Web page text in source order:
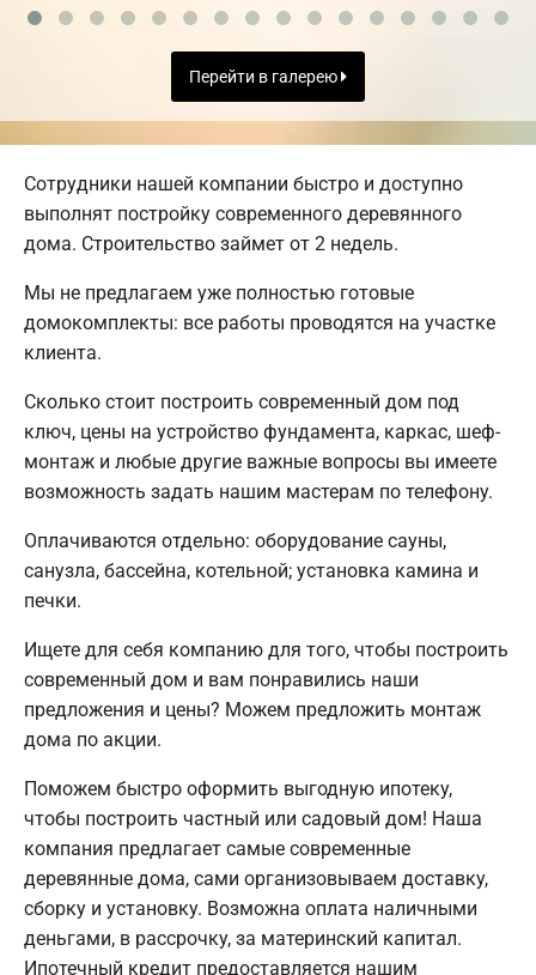
Перейти в галерею
Сотрудники нашей компании быстро и доступно
выполнят постройку современного деревянного
дома. Строительство займет от 2 недель.
Мы не предлагаем уже полностью готовые
домокомплекты: все работы проводятся на участке
клиента.
Сколько стоит построить современный дом под
ключ, цены на устройство фундамента, каркас, шеф-
монтаж и любые другие важные вопросы вы имеете
возможность задать нашим мастерам по телефону.
Оплачиваются отдельно: оборудование сауны,
санузла, бассейна, котельной; установка камина и
печки.
Ищете для себя компанию для того, чтобы построить
современный дом и вам понравились наши
предложения и цены? Можем предложить монтаж
дома по акции.
Поможем быстро оформить выгодную ипотеку,
чтобы построить частный или садовый дом! Наша
компания предлагает самые современные
деревянные дома, сами организовываем доставку,
сборку и установку. Возможна оплата наличными
деньгами, в рассрочку, за материнский капитал.
Ипотечный кредит предоставляется нашим